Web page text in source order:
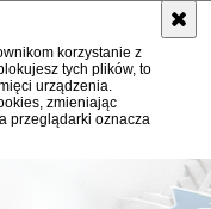
korzystanie z
tych plików, to
urządzenia.
zmieniając
przeglądarki oznacza